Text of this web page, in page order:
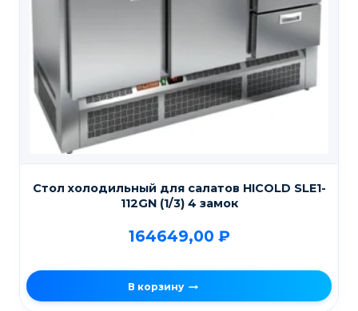
Стол холодильный для салатов HICOLD SLE1-
112GN (1/3) 4 замок
164649,00 ₽
В корзину